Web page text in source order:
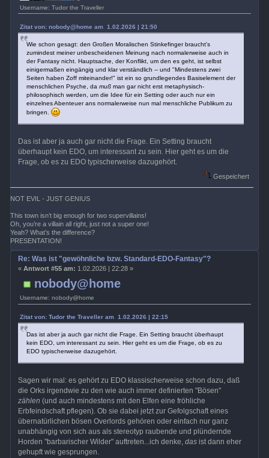
Username: Tudor the Traveller
Zitat von: nobody@home am 1.02.2026 | 21:50
Wie schon gesagt: den Großen Moralischen Stinkefinger braucht's
zumindest meiner unbescheidenen Meinung nach normalerweise auch in
der Fantasy nicht. Hauptsache, der Konflikt, um den es geht, ist selbst
einigermaßen eingängig und klar verständlich -- und "Mindestens zwei
Seiten haben Zoff miteinander!" ist ein so grundlegendes Basiselement der
menschlichen Psyche, da mußman gar nicht erst metaphysisch-
philosophisch werden, um die Idee für ein Setting oder auch nur ein
einzelnes Abenteuer ans normalerweise nun mal menschliche Publikum zu
bringen.
Das ist aber ja auch gar nicht die Frage. Ein Setting braucht
überhaupt kein EDO, um interessant zu sein. Hier geht es um die
Frage, ob es zu EDO typischerweise dazugehört.
Gespeichert
NOT EVIL - JUST GENIUS
This town isn’t big enough for two supervillains!
Oh, you’re a villain all right, just not a super one!
Yeah? What’s the difference?
PRESENTATION!
nobody@home
Username: nobody@home
Re: Was ist "gewöhnliche bzw. Standard-EDO-Fantasy"?
« Antwort #55 am: 1.02.2026 | 22:28 »
Zitat von: Tudor the Traveller am 1.02.2026 | 22:15
Das ist aber ja auch gar nicht die Frage. Ein Setting braucht überhaupt
kein EDO, um interessant zu sein. Hier geht es um die Frage, ob es zu
EDO typischerweise dazugehört.
Sagen wir mal: es gehört zu EDO klassischerweise schon dazu, daß
die Orks irgendwie zu den wie auch immer definierten "Bösen"
zählen (und auch mindestens mit den Elfen eine fröhliche
Erbfeindschaft pflegen). Ob sie dabei jetzt zur Gefolgschaft eines
übernatürlichen bösen Overlords gehören oder einfach nur ganz
unabhängig von sich aus als stereotyp raubende und plündernde
Horden "barbarischer Wilder" auftreten...ich denke, dasist dann eher
gehupft wie gesprungen.